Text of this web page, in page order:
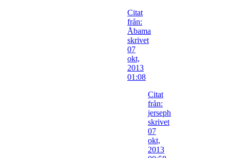
Citat
från:
Åbama
skrivet
07
okt,
2013
01:08
Citat
från:
jerseph
skrivet
07
okt,
2013